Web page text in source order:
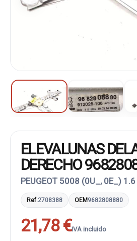
ELEVALUNAS
DERECHO
PEUGEOT 5008 (0U_, 0E_)
Ref.2708388 OEM9682808880
21,78 €IVA incluido